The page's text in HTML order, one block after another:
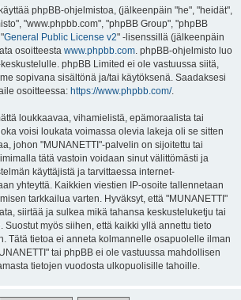
phpBB-ohjelmistoa, (jälkeenpäin "he", "heidät",
"www.phpbb.com", "phpBB Group", "phpBB
General Public License v2" -lisenssillä (jälkeenpäin
osoitteesta www.phpbb.com. phpBB-ohjelmisto luo
phpBB Limited ei ole vastuussa siitä,
sopivana sisältönä ja/tai käytöksenä. Saadaksesi
osoitteessa: https://www.phpbb.com/.
loukkaavaa, vihamielistä, epämoraalista tai
voisi loukata voimassa olevia lakeja oli se sitten
johon "MUNANETTI"-palvelin on sijoitettu tai
tätä vastoin voidaan sinut välittömästi ja
käyttäjistä ja tarvittaessa internet-
yhteyttä. Kaikkien viestien IP-osoite tallennetaan
tarkkailua varten. Hyväksyt, että "MUNANETTI"
siirtää ja sulkea mikä tahansa keskusteluketju tai
Suostut myös siihen, että kaikki yllä annettu tieto
Tätä tietoa ei anneta kolmannelle osapuolelle ilman
tai phpBB ei ole vastuussa mahdollisen
tietojen vuodosta ulkopuolisille tahoille.